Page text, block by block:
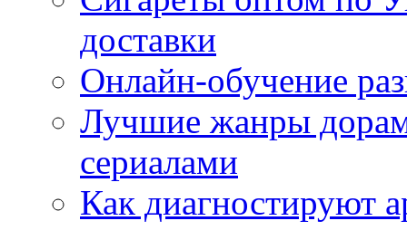
доставки
Онлайн-обучение
Лучшие жанры дорам
сериалами
Как диагностируют